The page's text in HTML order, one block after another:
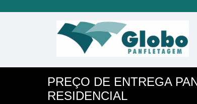
PREÇO DE ENTREGA
RESIDENCIAL